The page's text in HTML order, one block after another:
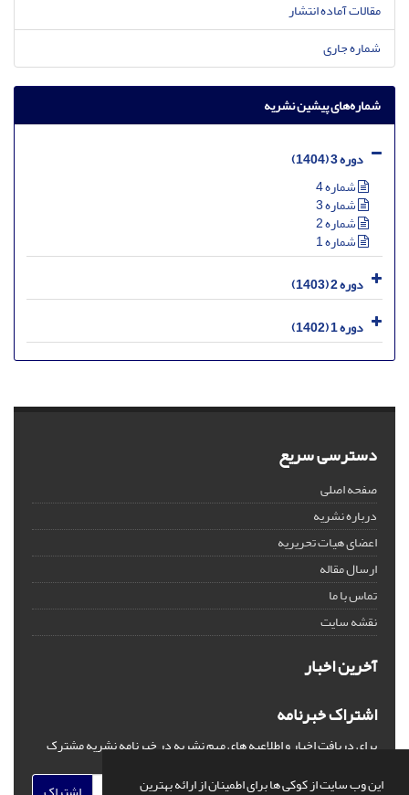
این وب سایت از کوکی ها برای اطمینان از ارائه بهترین
مقالات آماده انتشار
شماره جاری
شماره‌های پیشین نشریه
دوره 3 (1404)
شماره 4
شماره 3
شماره 2
شماره 1
دوره 2 (1403)
دوره 1 (1402)
دسترسی سریع
صفحه اصلی
درباره نشریه
اعضای هیات تحریریه
ارسال مقاله
تماس با ما
نقشه سایت
آخرین اخبار
اشتراک خبرنامه
برای دریافت اخبار و اطلاعیه های مهم نشریه در خبرنامه نشریه مشترک